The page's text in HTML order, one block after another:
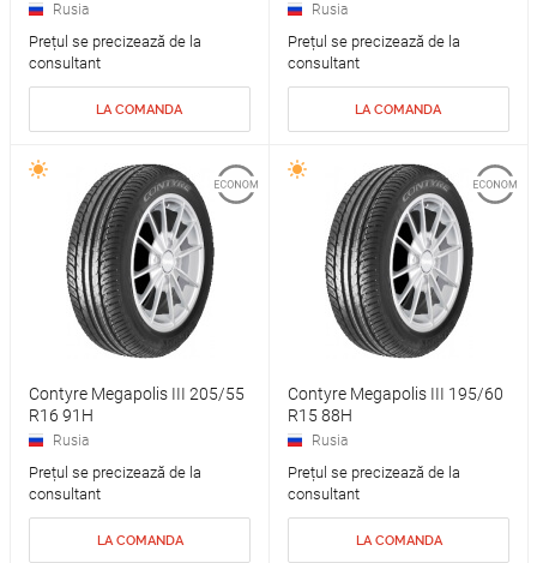
Rusia
Prețul se precizează de la
consultant
LA COMANDA
Rusia
Prețul se precizează de la
consultant
LA COMANDA
Contyre Megapolis III 205/55
R16 91H
Rusia
Prețul se precizează de la
consultant
LA COMANDA
Contyre Megapolis III 195/60
R15 88H
Rusia
Prețul se precizează de la
consultant
LA COMANDA